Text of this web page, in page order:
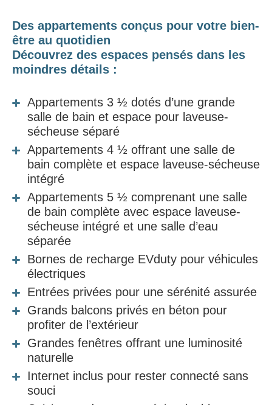
Des appartements conçus pour votre bien-
être au quotidien
Découvrez des espaces pensés dans les
moindres détails :
Appartements 3 ½ dotés d’une grande
salle de bain et espace pour laveuse-
sécheuse séparé
Appartements 4 ½ offrant une salle de
bain complète et espace laveuse-sécheuse
intégré
Appartements 5 ½ comprenant une salle
de bain complète avec espace laveuse-
sécheuse intégré et une salle d’eau
séparée
Bornes de recharge EVduty pour véhicules
électriques
Entrées privées pour une sérénité assurée
Grands balcons privés en béton pour
profiter de l’extérieur
Grandes fenêtres offrant une luminosité
naturelle
Internet inclus pour rester connecté sans
souci